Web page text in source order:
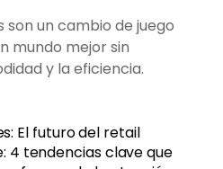
son un cambio de juego
mundo mejor sin
y la eficiencia.
El futuro del retail
4 tendencias clave que